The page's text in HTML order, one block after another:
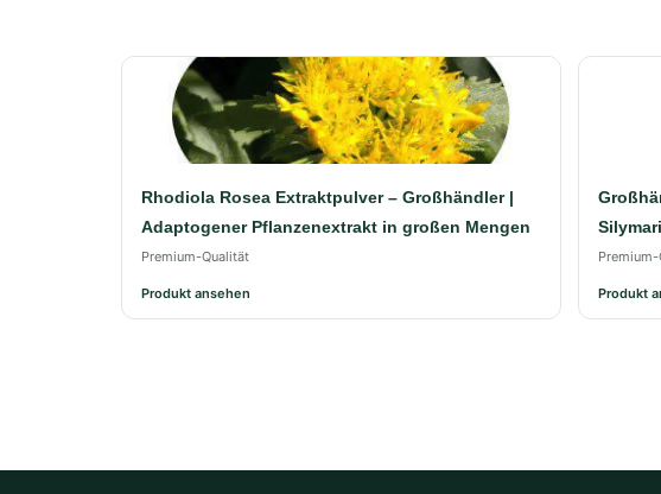
Rhodiola Rosea Extraktpulver – Großhändler |
Adaptogener Pflanzenextrakt in großen Mengen
Premium-Qualität
Produkt ansehen Produkt